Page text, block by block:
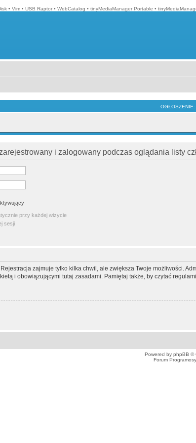
• Vim • USB Raptor • WebCatalog • tinyMediaManager Portable •
OGŁOSZENIE:
i zalogowany podczas oglądania listy
przy każdej wizycie
sesji
zajmuje tylko kilka chwil, ale zwiększa Twoje możliwości.
i obowiązującymi tutaj zasadami. Pamiętaj także, by czytać
Powered by phpBB ©
Forum